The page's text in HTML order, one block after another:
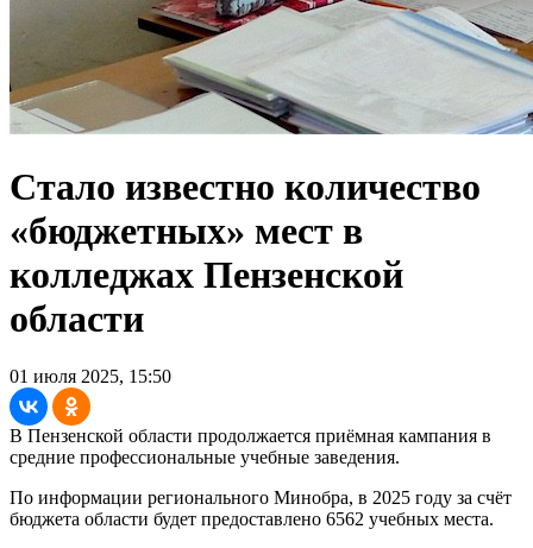
Стало известно количество
«бюджетных» мест в
колледжах Пензенской
области
01 июля 2025, 15:50
В Пензенской области продолжается приёмная кампания в
средние профессиональные учебные заведения.
По информации регионального Минобра, в 2025 году за счёт
бюджета области будет предоставлено 6562 учебных места.